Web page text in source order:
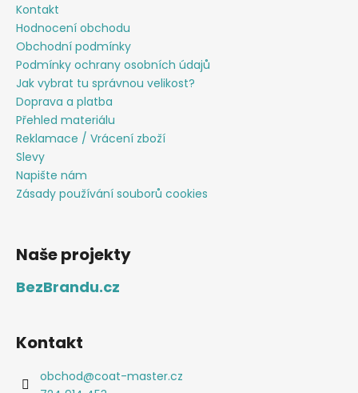
Kontakt
Hodnocení obchodu
Obchodní podmínky
Podmínky ochrany osobních údajů
Jak vybrat tu správnou velikost?
Doprava a platba
Přehled materiálu
Reklamace / Vrácení zboží
Slevy
Napište nám
Zásady používání souborů cookies
Naše projekty
BezBrandu.cz
Kontakt
obchod@coat-master.cz